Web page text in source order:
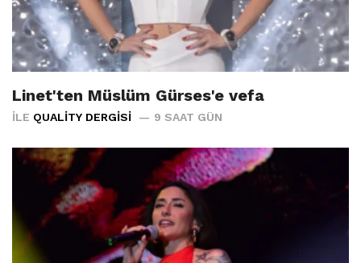
Linet'ten Müslüm Gürses'e vefa
İLE QUALITY DERGISI 9 SAAT GÜN